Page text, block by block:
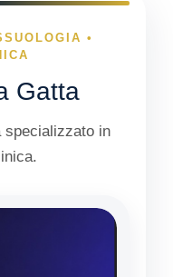
•
Gatta
specializzato in